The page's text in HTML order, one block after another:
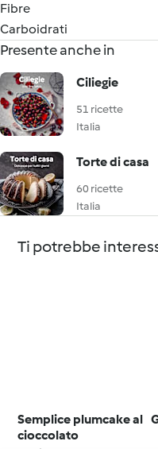
Fibre
Carboidrati
Presente anche in
Ciliegie
51 ricette
Italia
Torte di casa
60 ricette
Italia
Ti potrebbe
Semplice plumcake al
cioccolato